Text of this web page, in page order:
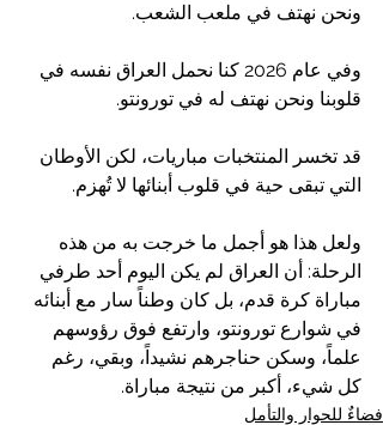
ونحن نهتف في ملعب الشعب.
وفي عام 2026 كنا نحمل العراق نفسه في
قلوبنا ونحن نهتف له في تورونتو.
قد تخسر المنتخبات مباريات، لكن الأوطان
التي تبقى حية في قلوب أبنائها لا تُهزم.
ولعل هذا هو أجمل ما خرجت به من هذه
الرحلة: أن العراق لم يكن اليوم أحد طرفي
مباراة كرة قدم، بل كان وطناً سار مع أبنائه
في شوارع تورونتو، وارتفع فوق رؤوسهم
علماً، وسكن حناجرهم نشيداً، وبقي، رغم
كل شيء، أكبر من نتيجة مباراة.
فضاءٌ للحوار والتأمل